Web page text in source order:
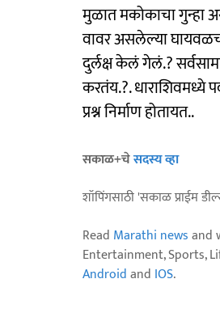
मुळात मकोकाचा गुन्हा
वावर असलेल्या
दुर्लक्ष केलं गेलं.?
करतंय.?. धाराशिवमध्ये
प्रश्न निर्माण होतायत..
सकाळ+चेसदस्य व्हा
शॉपिंगसाठी 'सकाळ प्राईम
Read Marathi newsand
Entertainment, Sports,
Androidand IOS.